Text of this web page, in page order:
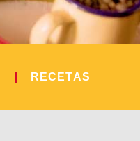
RECETAS